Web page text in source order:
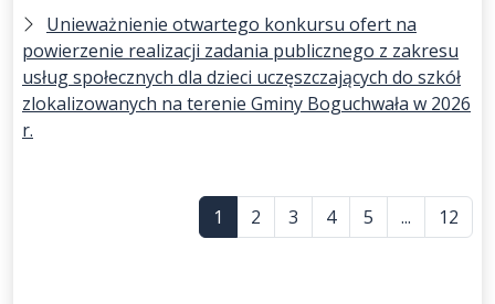
Unieważnienie otwartego konkursu ofert na
powierzenie realizacji zadania publicznego z zakresu
usług społecznych dla dzieci uczęszczających do szkół
zlokalizowanych na terenie Gminy Boguchwała w 2026
r.
1 2 3 4 5 ... 12